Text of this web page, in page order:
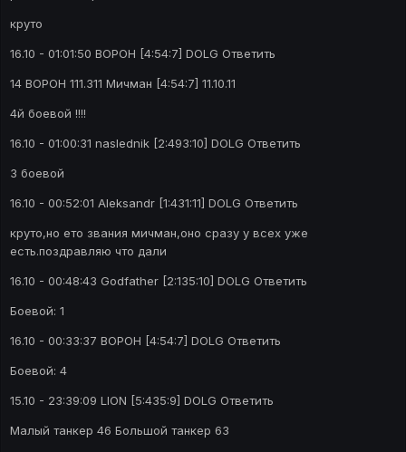
круто
16.10 - 01:01:50 BOPOH [4:54:7] DOLG Ответить
14 BOPOH 111.311 Мичман [4:54:7] 11.10.11
4й боевой !!!!
16.10 - 01:00:31 naslednik [2:493:10] DOLG Ответить
3 боевой
16.10 - 00:52:01 Aleksandr [1:431:11] DOLG Ответить
круто,но ето звания мичман,оно сразу у всех уже
есть.поздравляю что дали
16.10 - 00:48:43 Godfather [2:135:10] DOLG Ответить
Боевой: 1
16.10 - 00:33:37 BOPOH [4:54:7] DOLG Ответить
Боевой: 4
15.10 - 23:39:09 LION [5:435:9] DOLG Ответить
Малый танкер 46 Большой танкер 63